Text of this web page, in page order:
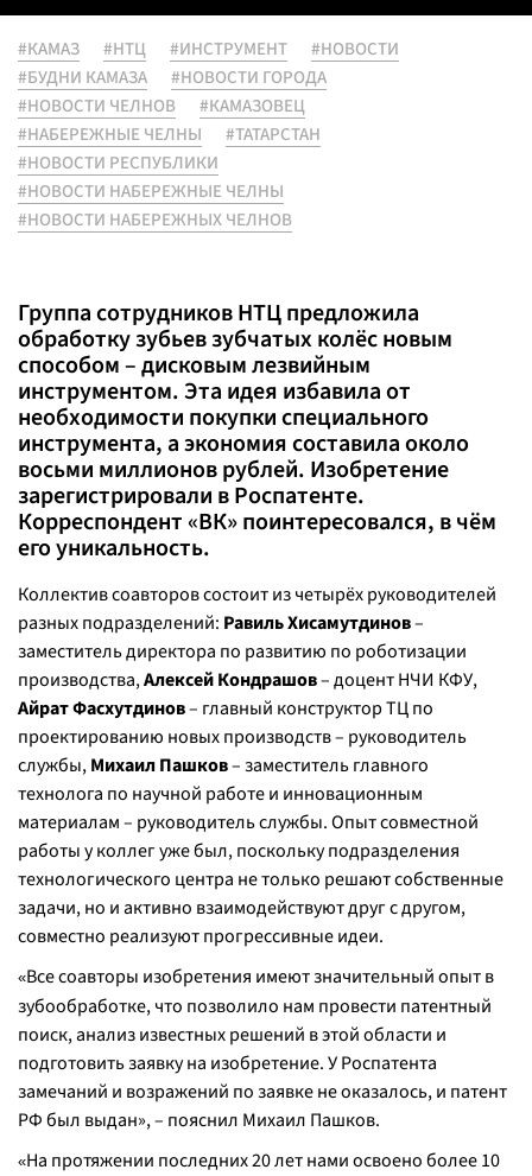
#КАМАЗ #НТЦ #ИНСТРУМЕНТ
#НОВОСТИ
#БУДНИ КАМАЗА
#НОВОСТИ ГОРОДА
#НОВОСТИ ЧЕЛНОВ
#КАМАЗОВЕЦ
#НАБЕРЕЖНЫЕ ЧЕЛНЫ
#ТАТАРСТАН
#НОВОСТИ РЕСПУБЛИКИ
#НОВОСТИ НАБЕРЕЖНЫЕ ЧЕЛНЫ
#НОВОСТИ НАБЕРЕЖНЫХ ЧЕЛНОВ
Группа сотрудников НТЦ предложила
обработку зубьев зубчатых колёс новым
способом – дисковым лезвийным
инструментом. Эта идея избавила от
необходимости покупки специального
инструмента, а экономия составила около
восьми миллионов рублей. Изобретение
зарегистрировали в Роспатенте.
Корреспондент «ВК» поинтересовался, в чём
его уникальность.
Коллектив соавторов состоит из четырёх руководителей
разных подразделений: Равиль Хисамутдинов–
заместитель директора по развитию по роботизации
производства,Алексей Кондрашов– доцент НЧИ КФУ,
Айрат Фасхутдинов– главный конструктор ТЦ по
проектированию новых производств – руководитель
службы,Михаил Пашков– заместитель главного
технолога по научной работе и инновационным
материалам – руководитель службы. Опыт совместной
работы у коллег уже был, поскольку подразделения
технологического центра не только решают собственные
задачи, но и активно взаимодействуют друг с другом,
совместно реализуют прогрессивные идеи.
«Все соавторы изобретения имеют значительный опыт в
зубообработке, что позволило нам провести патентный
поиск, анализ известных решений в этой области и
подготовить заявку на изобретение. У Роспатента
замечаний и возражений по заявке не оказалось, и патент
РФ был выдан», – пояснил Михаил Пашков.
«На протяжении последних 20 лет нами освоено более 10